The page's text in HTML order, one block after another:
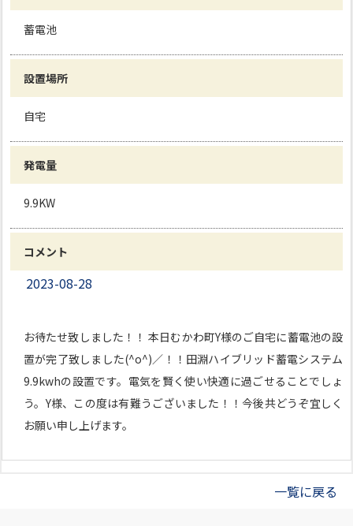
蓄電池
設置場所
自宅
発電量
9.9KW
コメント
2023-08-28
お待たせ致しました！！ 本日むかわ町Y様のご自宅に蓄電池の設
置が完了致しました(^o^)／！！田淵ハイブリッド蓄電システム
9.9kwhの設置です。電気を賢く使い快適に過ごせることでしょ
う。Y様、この度は有難うございました！！今後共どうぞ宜しく
お願い申し上げます。
一覧に戻る